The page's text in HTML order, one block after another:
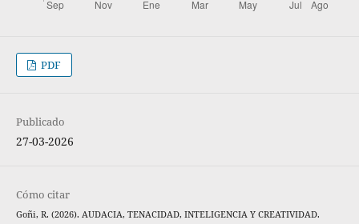
PDF
Publicado
27-03-2026
Cómo citar
Goñi, R. (2026). AUDACIA, TENACIDAD, INTELIGENCIA Y CREATIVIDAD.